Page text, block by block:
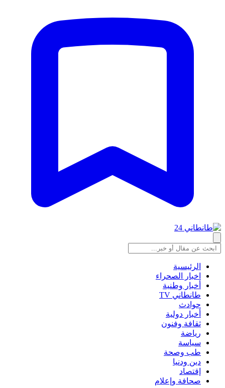
الرئيسية
اخبار الصحراء
أخبار وطنية
طانطاني TV
حوادث
أخبار دولية
ثقافة وفنون
رياضة
سياسة
طب وصحة
دين ودنيا
إقتصاد
صحافة وإعلام